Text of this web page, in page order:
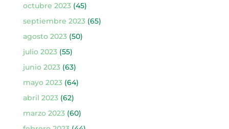
octubre 2023(45)
septiembre 2023(65)
agosto 2023(50)
julio 2023(55)
junio 2023(63)
mayo 2023(64)
abril 2023(62)
marzo 2023(60)